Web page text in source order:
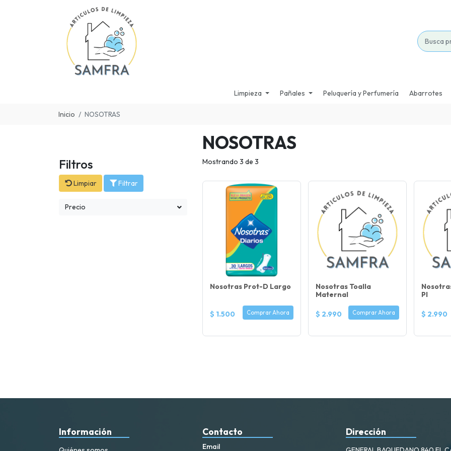
Limpieza Pañales Peluquería y Perfumería Abarrotes
Inicio NOSOTRAS
NOSOTRAS
Filtros
Limpiar Filtrar
Precio
Mostrando 3 de 3
Nosotras Prot-D Largo
$ 1.500 Comprar Ahora
Nosotras Toalla
Maternal
$ 2.990 Comprar Ahora
Pl
$ 2.990
Información Contacto
Email
Dirección